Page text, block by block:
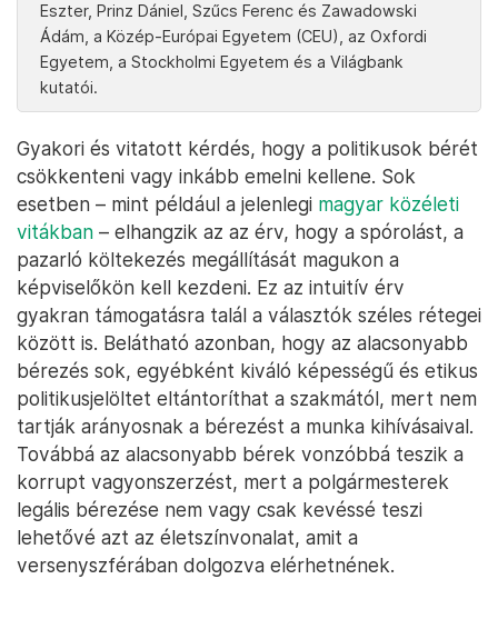
Eszter, Prinz Dániel, Szűcs Ferenc és Zawadowski
Ádám, a Közép-Európai Egyetem (CEU), az Oxfordi
Egyetem, a Stockholmi Egyetem és a Világbank
kutatói.
Gyakori és vitatott kérdés, hogy a politikusok bérét
csökkenteni vagy inkább emelni kellene. Sok
esetben – mint például a jelenlegi magyar közéleti
vitákban – elhangzik az az érv, hogy a spórolást, a
pazarló költekezés megállítását magukon a
képviselőkön kell kezdeni. Ez az intuitív érv
gyakran támogatásra talál a választók széles rétegei
között is. Belátható azonban, hogy az alacsonyabb
bérezés sok, egyébként kiváló képességű és etikus
politikusjelöltet eltántoríthat a szakmától, mert nem
tartják arányosnak a bérezést a munka kihívásaival.
Továbbá az alacsonyabb bérek vonzóbbá teszik a
korrupt vagyonszerzést, mert a polgármesterek
legális bérezése nem vagy csak kevéssé teszi
lehetővé azt az életszínvonalat, amit a
versenyszférában dolgozva elérhetnének.